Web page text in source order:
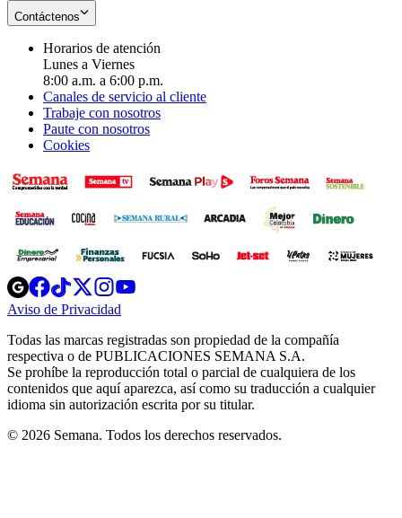
Contáctenos
Horarios de atención
Lunes a Viernes
8:00 a.m. a 6:00 p.m.
Canales de servicio al cliente
Trabaje con nosotros
Paute con nosotros
Cookies
Opens
in
new
Opens
in
new
Opens
in
new
window
Opens
new
windowwindow
Aviso de Privacidad
new
window
Todas las marcas registradas son propiedad de la compañía
respectiva o de PUBLICACIONES SEMANA S.A.
Se prohíbe la reproducción total o parcial de cualquiera de los
contenidos que aquí aparezca, así como su traducción a cualquier
idioma sin autorización escrita por su titular.
© 2026 Semana. Todos los derechos reservados.